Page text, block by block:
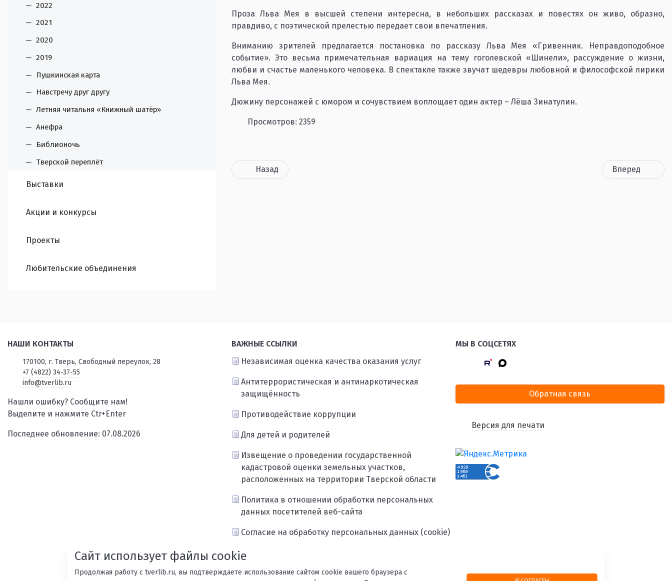
2022
2021
2020
2019
Пушкинская карта
Навстречу друг другу
Летняя читальня «Книжный шатёр»
Анефра
Библионочь
Тверской переплёт
Выставки
Акции и конкурсы
Проекты
Любительские объединения
Проза Льва Мея в высшей степени интересна, в небольших рассказах и повестях он живо, образно,
правдиво, с поэтической прелестью передает свои впечатления.
Вниманию зрителей предлагается постановка по рассказу Льва Мея «Гривенник. Неправдоподобное
событие». Это весьма примечательная вариация на тему гоголевской «Шинели», рассуждение о жизни,
любви и счастье маленького человека. В спектакле также звучат шедевры любовной и философской лирики
Льва Мея.
Дюжину персонажей с юмором и сочувствием воплощает один актер – Лёша Зинатулин.
Просмотров: 2359
Назад Вперед
НАШИ КОНТАКТЫ
170100, г. Тверь, Свободный переулок, 28
+7 (4822) 34-37-55
info@tverlib.ru
Нашли ошибку? Сообщите нам!
Выделите и нажмите Ctr+Enter
Последнее обновление: 07.08.2026
ВАЖНЫЕ ССЫЛКИ
Независимая оценка качества оказания услуг
Антитеррористическая и антинаркотическая
защищённость
Противодействие коррупции
Для детей и родителей
Извещение о проведении государственной
кадастровой оценки земельных участков,
расположенных на территории Тверской области
Политика в отношении обработки персональных
данных посетителей веб-сайта
Согласие на обработку персональных данных (cookie)
Карта сайта
МЫ В СОЦСЕТЯХ
Обратная связь
Версия для печати
Сайт использует файлы cookie
Продолжая работу с tverlib.ru, вы подтверждаете использование сайтом cookie вашего браузера с